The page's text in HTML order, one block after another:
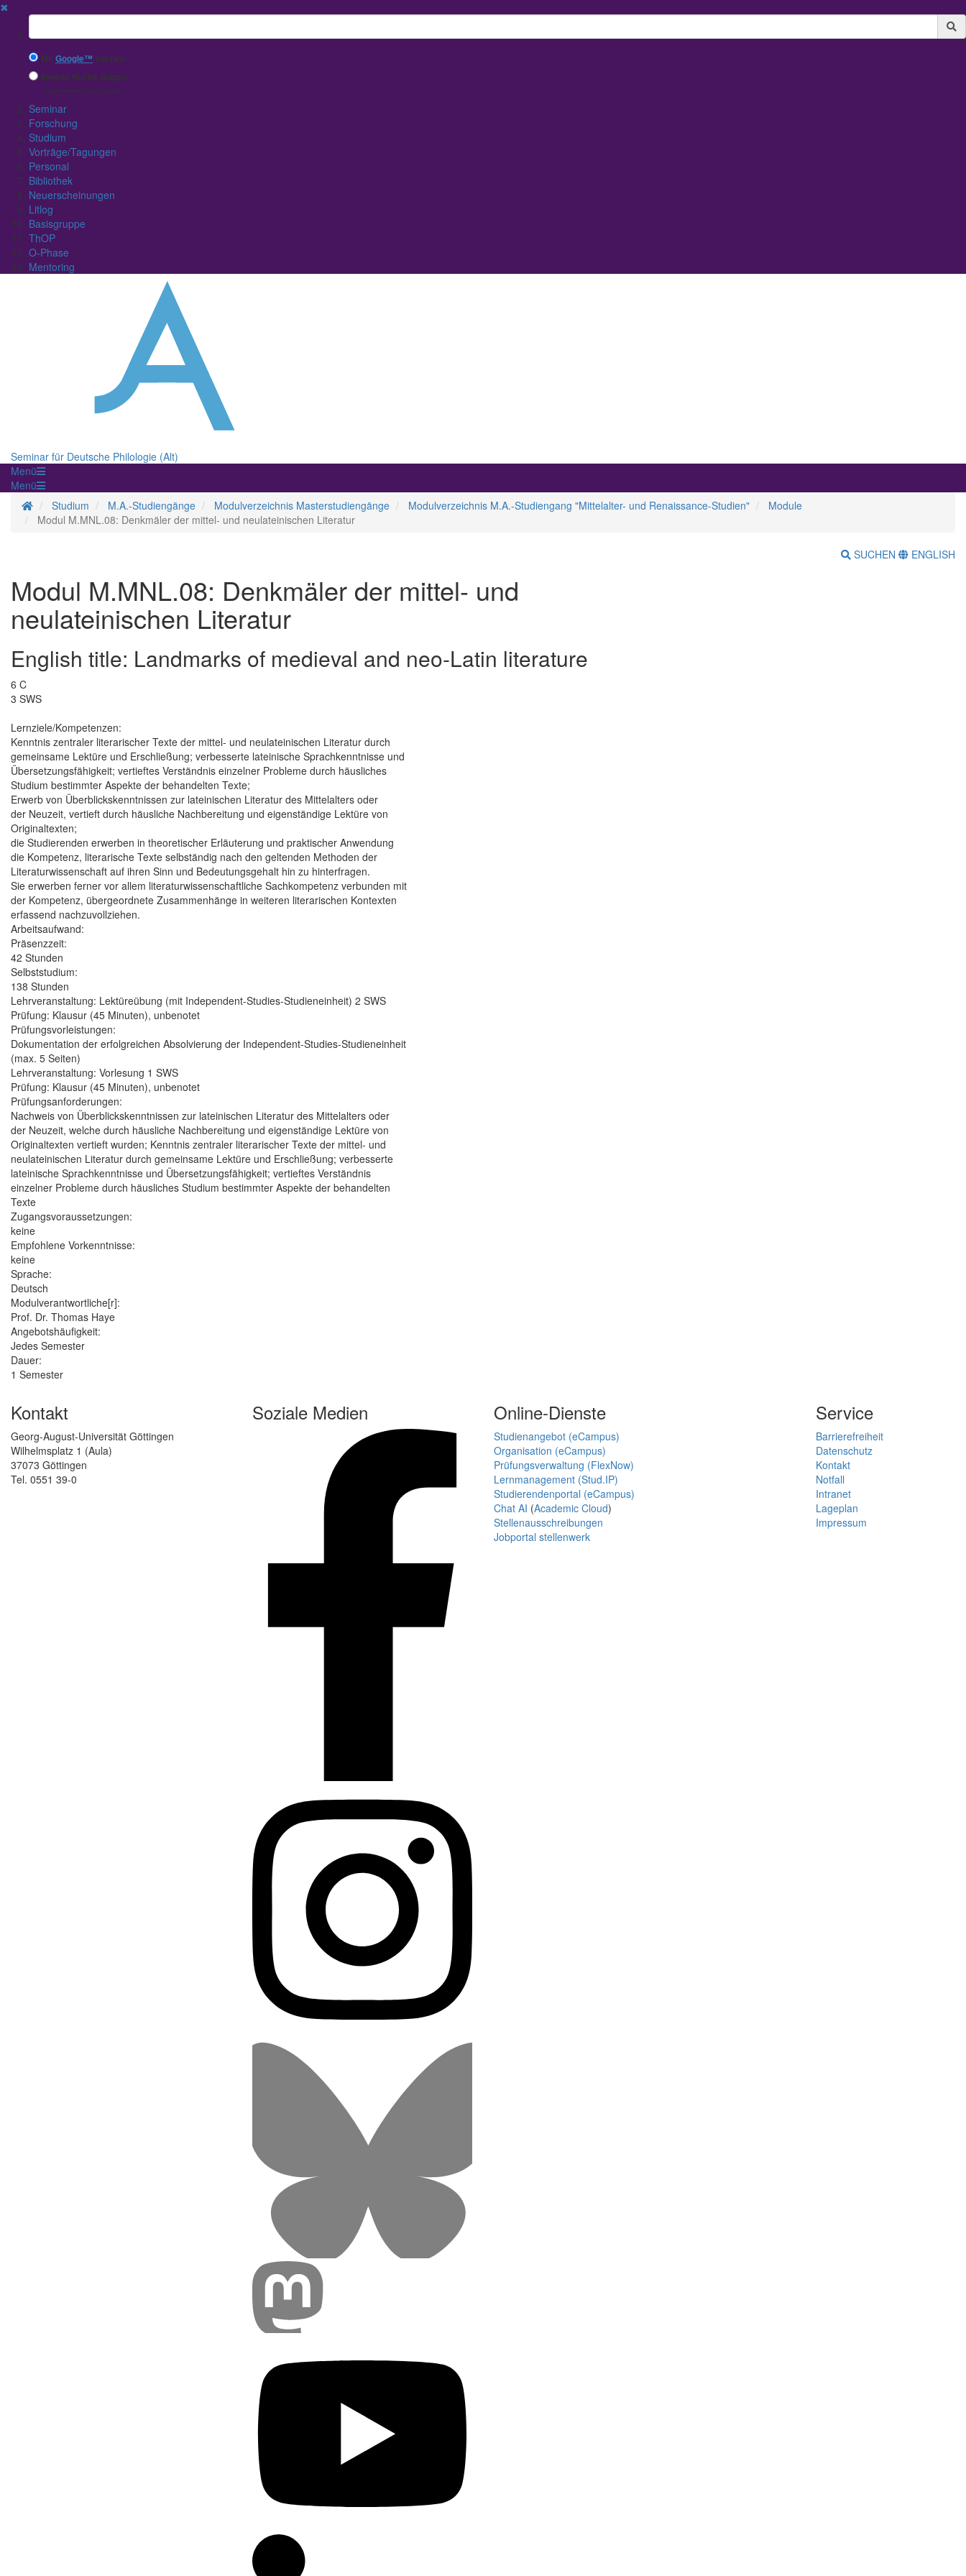
✖
Suchbegriff
MitGoogle™ suchen
Interne Suche nutzen
(eingeschränkte Ergebnisqualität)
Seminar
Forschung
Studium
Vorträge/Tagungen
Personal
Bibliothek
Neuerscheinungen
Litlog
Basisgruppe
ThOP
O-Phase
Mentoring
Seminar für Deutsche Philologie (Alt)
Menü
Menü
Startseite
Studium M.A.-Studiengänge Modulverzeichnis Masterstudiengänge Modulverzeichnis M.A.-Studiengang "Mittelalter- und Renaissance-Studien"
Module
Modul M.MNL.08: Denkmäler der mittel- und neulateinischen Literatur
SUCHEN ENGLISH
Modul M.MNL.08: Denkmäler der mittel- und
neulateinischen Literatur
English title: Landmarks of medieval and neo-Latin literature
6 C
3 SWS
Lernziele/Kompetenzen:
Kenntnis zentraler literarischer Texte der mittel- und neulateinischen Literatur durch
gemeinsame Lektüre und Erschließung; verbesserte lateinische Sprachkenntnisse und
Übersetzungsfähigkeit; vertieftes Verständnis einzelner Probleme durch häusliches
Studium bestimmter Aspekte der behandelten Texte;
Erwerb von Überblickskenntnissen zur lateinischen Literatur des Mittelalters oder
der Neuzeit, vertieft durch häusliche Nachbereitung und eigenständige Lektüre von
Originaltexten;
die Studierenden erwerben in theoretischer Erläuterung und praktischer Anwendung
die Kompetenz, literarische Texte selbständig nach den geltenden Methoden der
Literaturwissenschaft auf ihren Sinn und Bedeutungsgehalt hin zu hinterfragen.
Sie erwerben ferner vor allem literaturwissenschaftliche Sachkompetenz verbunden mit
der Kompetenz, übergeordnete Zusammenhänge in weiteren literarischen Kontexten
erfassend nachzuvollziehen.
Arbeitsaufwand:
Präsenzzeit:
42 Stunden
Selbststudium:
138 Stunden
Lehrveranstaltung: Lektüreübung (mit Independent-Studies-Studieneinheit) 2 SWS
Prüfung: Klausur (45 Minuten), unbenotet
Prüfungsvorleistungen:
Dokumentation der erfolgreichen Absolvierung der Independent-Studies-Studieneinheit
(max. 5 Seiten)
Lehrveranstaltung: Vorlesung 1 SWS
Prüfung: Klausur (45 Minuten), unbenotet
Prüfungsanforderungen:
Nachweis von Überblickskenntnissen zur lateinischen Literatur des Mittelalters oder
der Neuzeit, welche durch häusliche Nachbereitung und eigenständige Lektüre von
Originaltexten vertieft wurden; Kenntnis zentraler literarischer Texte der mittel- und
neulateinischen Literatur durch gemeinsame Lektüre und Erschließung; verbesserte
lateinische Sprachkenntnisse und Übersetzungsfähigkeit; vertieftes Verständnis
einzelner Probleme durch häusliches Studium bestimmter Aspekte der behandelten
Texte
Zugangsvoraussetzungen:
keine
Empfohlene Vorkenntnisse:
keine
Sprache:
Deutsch
Modulverantwortliche[r]:
Prof. Dr. Thomas Haye
Angebotshäufigkeit:
Jedes Semester
Dauer:
1 Semester
Kontakt
Georg-August-Universität Göttingen
Wilhelmsplatz 1 (Aula)
37073 Göttingen
Tel. 0551 39-0
Soziale Medien Online-Dienste
Studienangebot (eCampus)
Organisation (eCampus)
Prüfungsverwaltung (FlexNow)
Lernmanagement (Stud.IP)
Studierendenportal (eCampus)
Chat AI (Academic Cloud)
Stellenausschreibungen
Jobportal stellenwerk
Service
Barrierefreiheit
Datenschutz
Kontakt
Notfall
Intranet
Lageplan
Impressum